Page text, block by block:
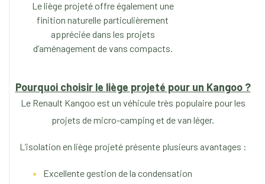
Le liège projeté offre également une
finition naturelle particulièrement
appréciée dans les projets
d’aménagement de vans compacts.
Pourquoi choisir le liège projeté pour un Kangoo ?
Le Renault Kangoo est un véhicule très populaire pour les
projets de micro-camping et de van léger.
L’isolation en liège projeté présente plusieurs avantages :
Excellente gestion de la condensation